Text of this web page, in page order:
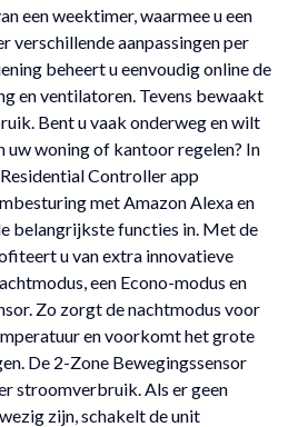
een weektimer, waarmee u een
verschillende aanpassingen per
beheert u eenvoudig online de
en ventilatoren. Tevens bewaakt
Bent u vaak onderweg en wilt
uw woning of kantoor regelen? In
Controller app
met Amazon Alexa en
belangrijkste functies in. Met de
u van extra innovatieve
een Econo-modus en
Zo zorgt de nachtmodus voor
en voorkomt het grote
De 2-Zone Bewegingssensor
stroomverbruik. Als er geen
zijn, schakelt de unit